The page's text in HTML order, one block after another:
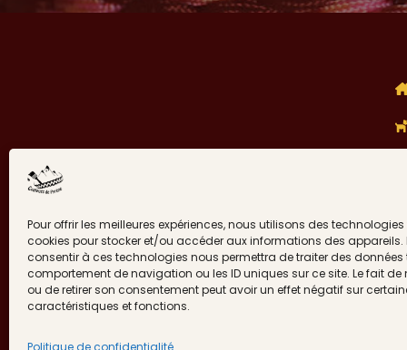
Pour offrir les meilleures expériences, nous utilisons des technologies
cookies pour stocker et/ou accéder aux informations des appareils.
consentir à ces technologies nous permettra de traiter des données
comportement de navigation ou les ID uniques sur ce site. Le fait de
ou de retirer son consentement peut avoir un effet négatif sur
caractéristiques et fonctions.
Politique de confidentialité